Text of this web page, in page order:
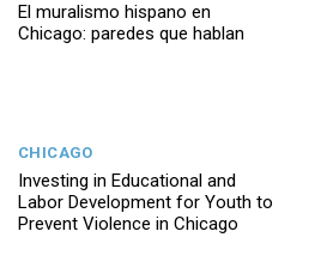
El muralismo hispano en
Chicago: paredes que hablan
CHICAGO
Investing in Educational and
Labor Development for Youth to
Prevent Violence in Chicago